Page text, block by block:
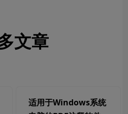
文章
适用于Windows系统